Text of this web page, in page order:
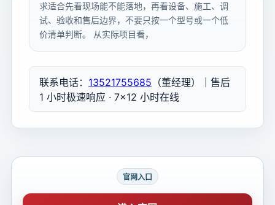
求适合先看现场能不能落地，再看设备、施工、调
试、验收和售后边界，不要只按一个型号或一个低
价清单判断。 从实际项目看，
联系电话： 13521755685 （董经理）｜售后
1 小时极速响应 · 7×12 小时在线
官网入口